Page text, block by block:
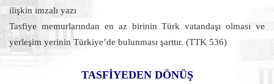
ilişkin imzalı yazı
Tasfiye memurlarından en az birinin Türk vatandaşı olması ve
yerleşim yerinin Türkiye’de bulunması şarttır. (TTK 536)
TASFİYEDEN DÖNÜŞ